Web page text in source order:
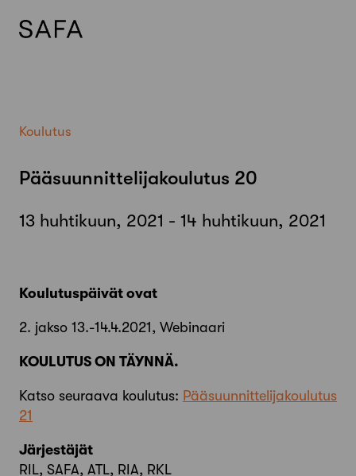
Koulutus
Pääsuunnittelijakoulutus 20
13 huhtikuun, 2021 - 14 huhtikuun, 2021
Koulutuspäivät ovat
2. jakso 13.-14.4.2021, Webinaari
KOULUTUS ON TÄYNNÄ.
Katso seuraava koulutus: Pääsuunnittelijakoulutus
21
Järjestäjät
RIL, SAFA, ATL, RIA, RKL